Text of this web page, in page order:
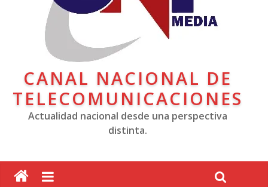
CANAL NACIONAL DE
TELECOMUNICACIONES
Actualidad nacional desde una perspectiva
distinta.